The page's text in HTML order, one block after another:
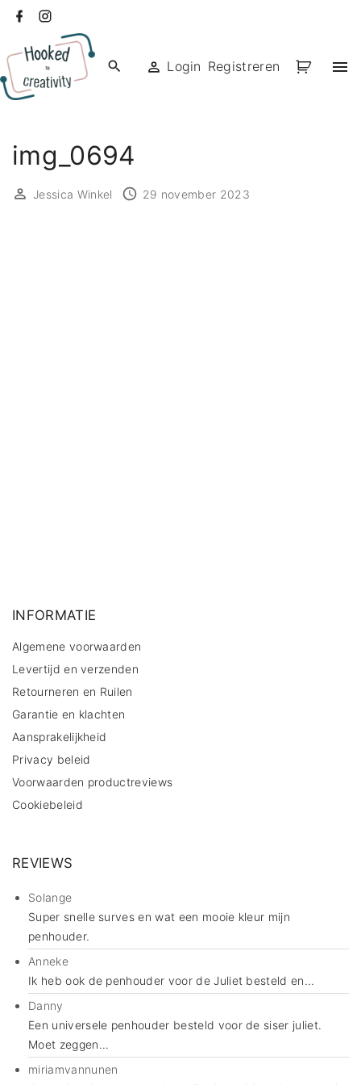
de
inhoud
facebook
Login Registreren
img_0694
Jessica Winkel 29 november 2023
INFORMATIE
Algemene voorwaarden
Levertijd en verzenden
Retourneren en Ruilen
Garantie en klachten
Aansprakelijkheid
Privacy beleid
Voorwaarden productreviews
Cookiebeleid
REVIEWS
Solange
Super snelle surves en wat een mooie kleur mijn
penhouder.
Anneke
Ik heb ook de penhouder voor de Juliet besteld en...
Danny
Een universele penhouder besteld voor de siser juliet.
Moet zeggen...
miriamvannunen